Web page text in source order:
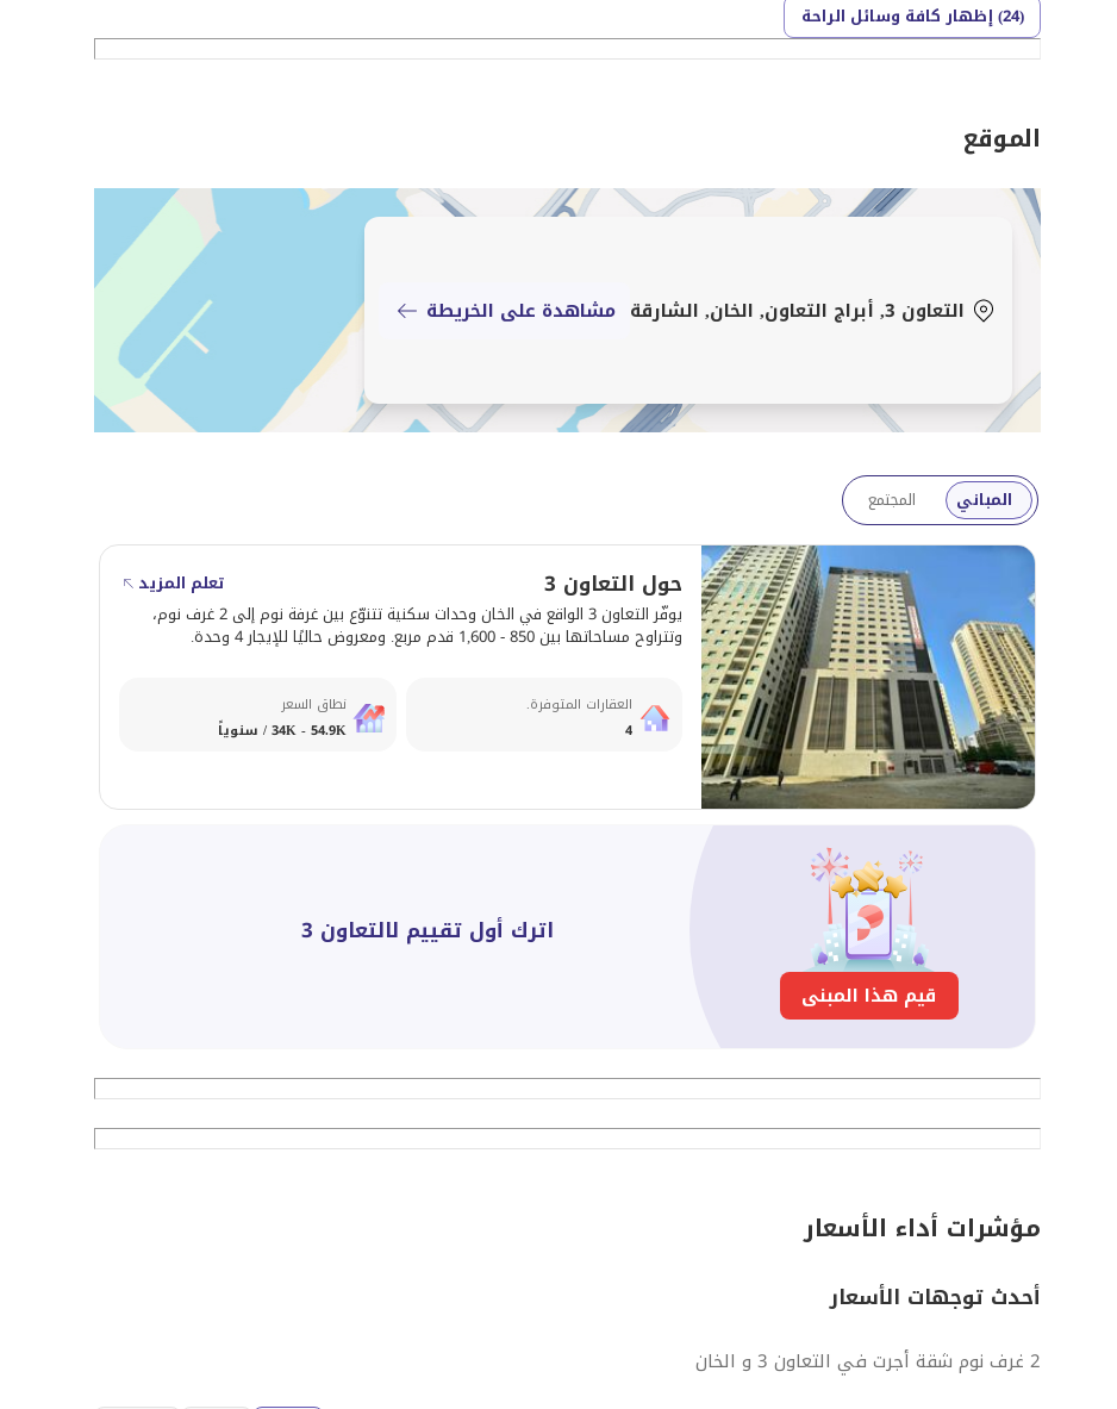
(24) إظهار كافة وسائل الراحة
الموقع
التعاون 3, أبراج التعاون, الخان, الشارقة مشاهدة على الخريطة
المباني المجتمع
حول التعاون 3
تعلم المزيد
يوفّر التعاون 3 الواقع في الخان وحدات سكنية تتنوّع بين غرفة نوم إلى 2 غرف نوم،
وتتراوح مساحاتها بين 850 - 1,600 قدم مربع. ومعروض حاليًا للإيجار 4 وحدة.
العقارات المتوفرة.
4
نطاق السعر
34K - 54.9K / سنوياً
اترك أول تقييم لالتعاون 3
قيم هذا المبنى
مؤشرات أداء الأسعار
أحدث توجهات الأسعار
2 غرف نوم شقة أجرت في التعاون 3 و الخان